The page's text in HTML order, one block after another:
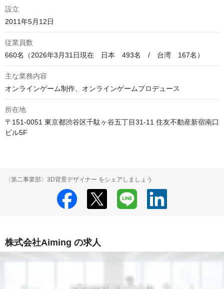
設立
2011年5月12日
従業員数
660名（2026年3月31日現在　日本　493名　/　台湾　167名）
主な業務内容
オンラインゲーム制作、オンラインゲームプロデュース
所在地
〒151-0051 東京都渋谷区千駄ヶ谷五丁目31-11 住友不動産新宿南口
ビル5F
〈第二事業部〉3D背景デザイナー をシェアしましょう
株式会社Aiming の求人